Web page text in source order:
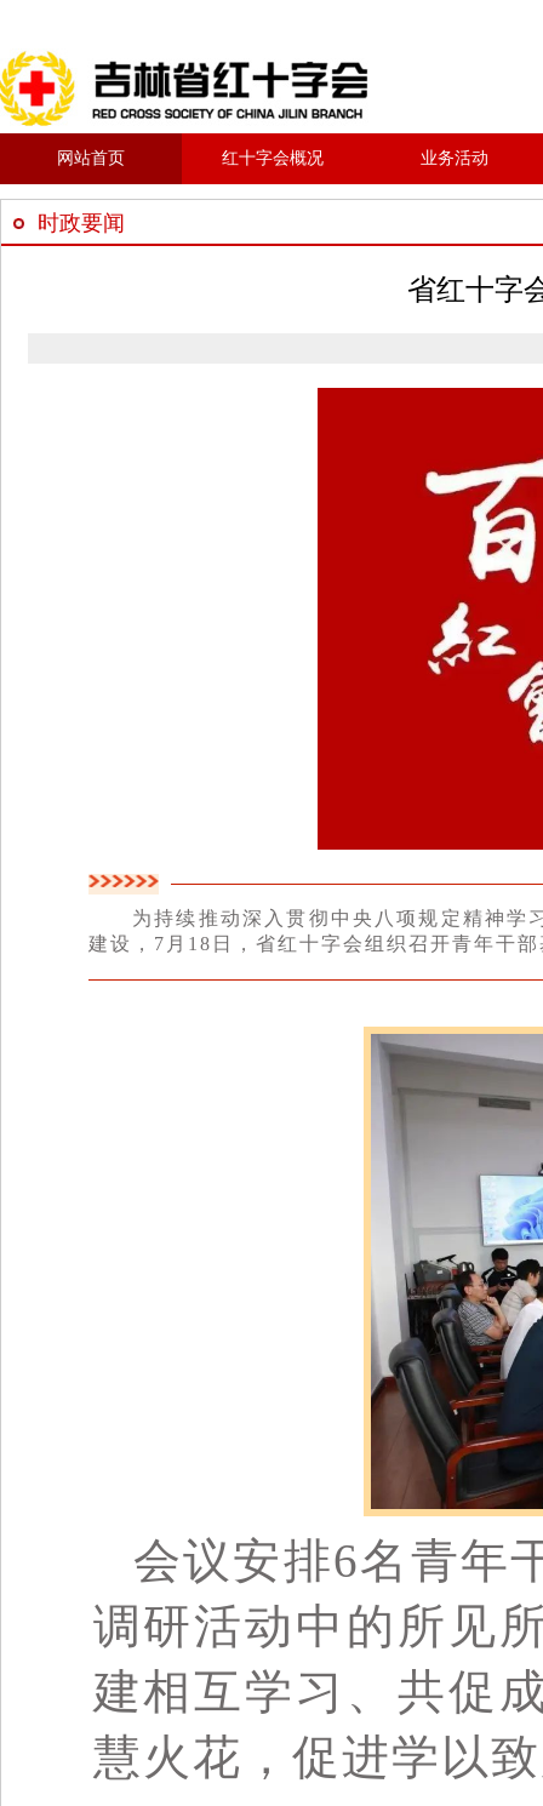
网站首页 红十字会概况 业务活动
时政要闻
省红十字
为持续推动深入贯彻中央八项规定精神学
建设，7月18日，省红十字会组织召开青年干
会议安排6名青年
调研活动中的所见
建相互学习、共促
慧火花，促进学以